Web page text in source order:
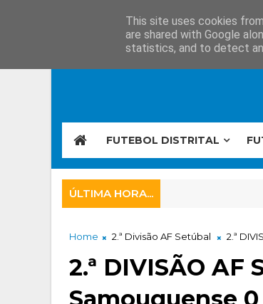
FUTEBOL DISTRITAL
ÚLTIMA HORA...
Home 2.ª Divisão AF Setúbal 2.ª
2.ª DIVISÃO AF
This site uses cookies
are shared with Google
statistics, and to detect